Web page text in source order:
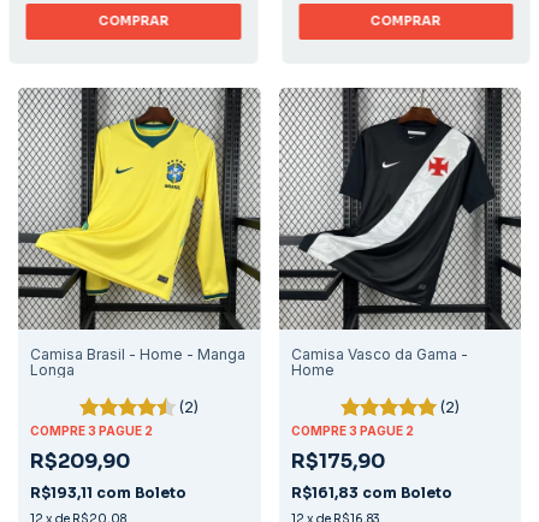
COMPRAR COMPRAR
Camisa Brasil - Home - Manga
Longa
(2)
COMPRE 3 PAGUE 2
R$209,90
R$193,11 com Boleto
Camisa Vasco da Gama -
Home
(2)
COMPRE 3 PAGUE 2
R$175,90
R$161,83 com Boleto